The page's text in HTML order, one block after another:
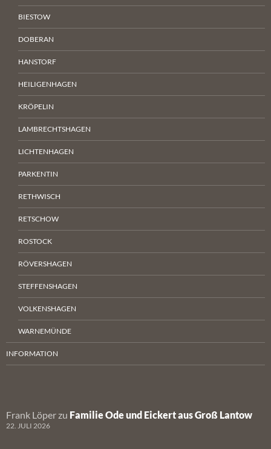
BIESTOW
DOBERAN
HANSTORF
HEILIGENHAGEN
KRÖPELIN
LAMBRECHTSHAGEN
LICHTENHAGEN
PARKENTIN
RETHWISCH
RETSCHOW
ROSTOCK
RÖVERSHAGEN
STEFFENSHAGEN
VOLKENSHAGEN
WARNEMÜNDE
INFORMATION
Frank Löper zu Familie Ode und Eickert aus Groß Lantow
22. JULI 2026